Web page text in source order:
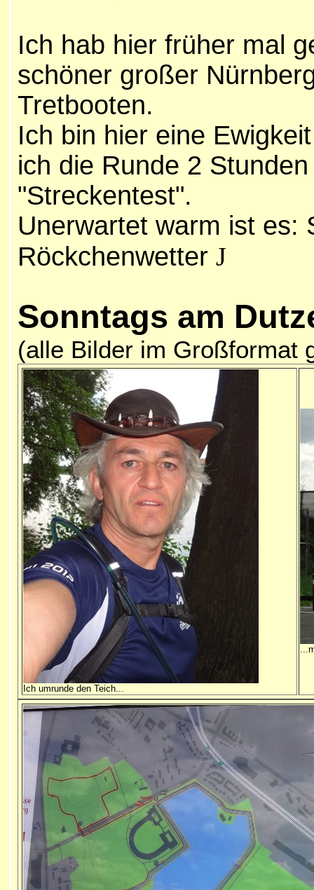
Ich hab hier früher mal
schöner großer
Tretbooten.
Ich bin hier eine
ich die Runde 2
"Streckentest".
Unerwartet warm ist es:
Röckchenwetter J
Sonntags am
(alle Bilder im Großformat
Ich umrunde den Teich...